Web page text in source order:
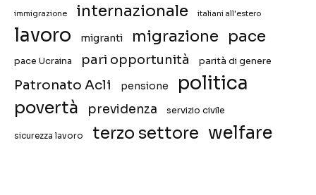
immigrazione internazionale italiani all'estero
lavoro migranti migrazione pace
pace Ucraina pari opportunità parità di genere
Patronato Acli pensione politica
povertà previdenza servizio civile
sicurezza lavoro terzo settore welfare